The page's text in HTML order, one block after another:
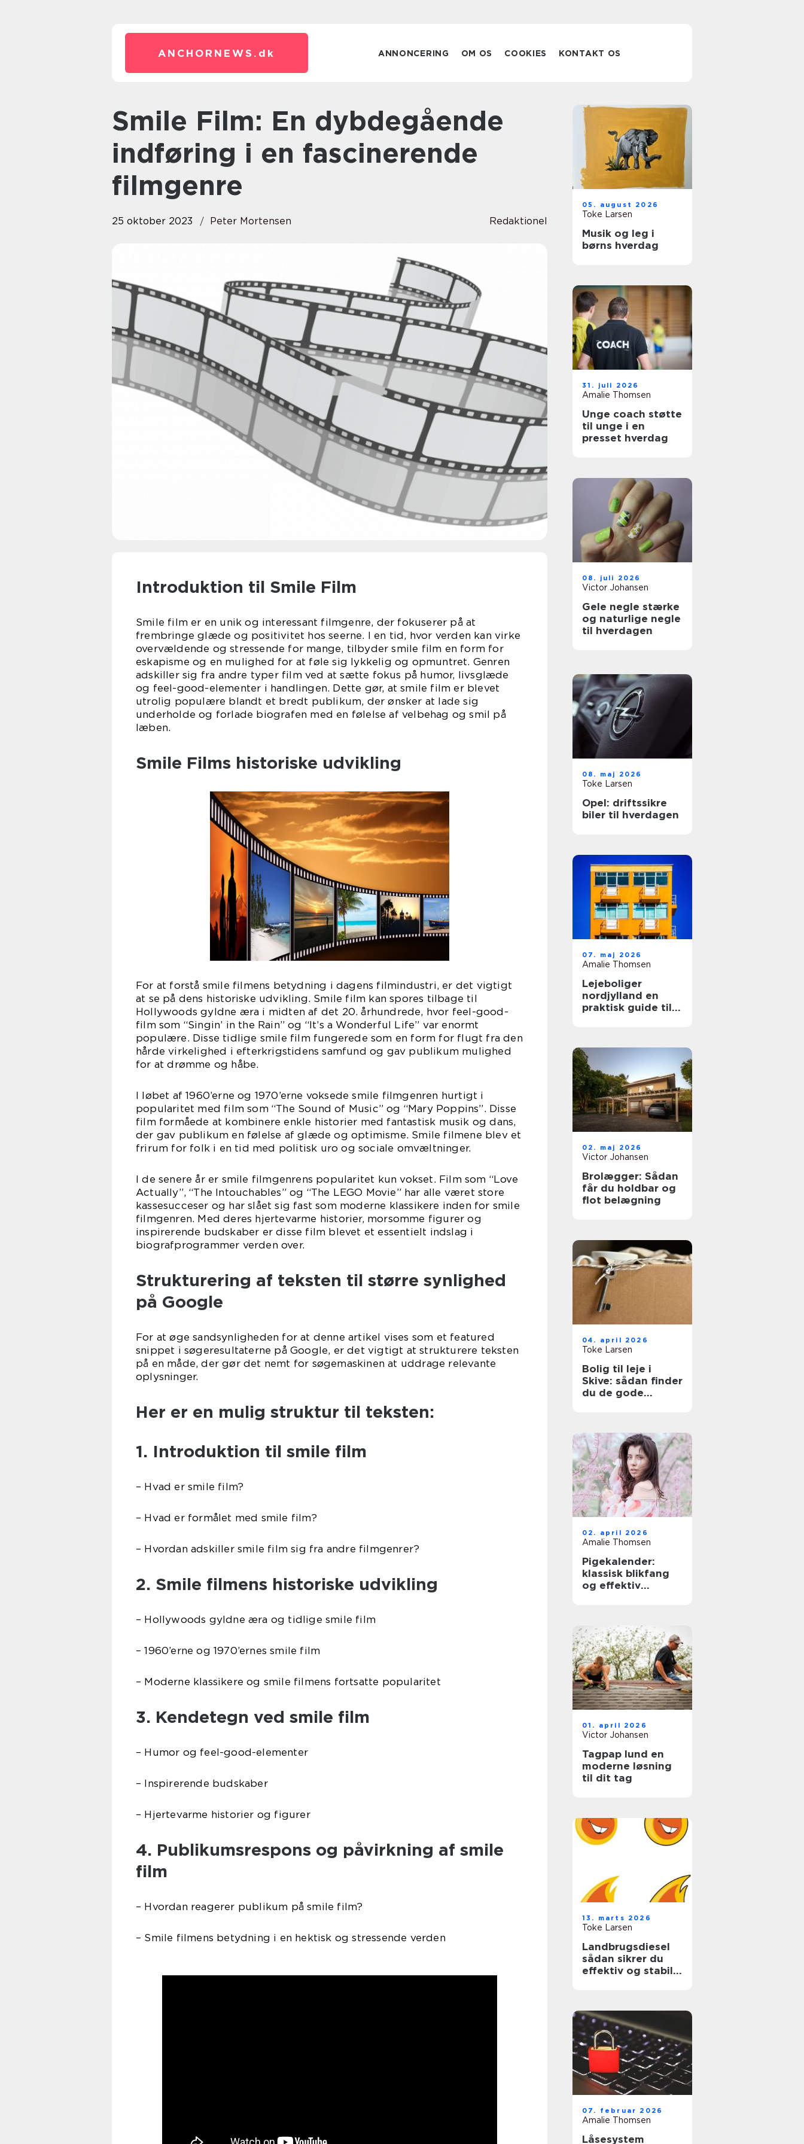
ANCHORNEWS. dk ANNONCERING OM OS COOKIES KONTAKT OS
Smile Film: En dybdegående
indføring i en fascinerende
filmgenre
25 oktober 2023 Peter Mortensen Redaktionel
Introduktion til Smile Film
Smile film er en unik og interessant filmgenre, der fokuserer på at
frembringe glæde og positivitet hos seerne. I en tid, hvor verden kan virke
overvældende og stressende for mange, tilbyder smile film en form for
eskapisme og en mulighed for at føle sig lykkelig og opmuntret. Genren
adskiller sig fra andre typer film ved at sætte fokus på humor, livsglæde
og feel-good-elementer i handlingen. Dette gør, at smile film er blevet
utrolig populære blandt et bredt publikum, der ønsker at lade sig
underholde og forlade biografen med en følelse af velbehag og smil på
læben.
Smile Films historiske udvikling
For at forstå smile filmens betydning i dagens filmindustri, er det vigtigt
at se på dens historiske udvikling. Smile film kan spores tilbage til
Hollywoods gyldne æra i midten af det 20. århundrede, hvor feel-good-
film som “Singin’ in the Rain” og “It’s a Wonderful Life” var enormt
populære. Disse tidlige smile film fungerede som en form for flugt fra den
hårde virkelighed i efterkrigstidens samfund og gav publikum mulighed
for at drømme og håbe.
I løbet af 1960’erne og 1970’erne voksede smile filmgenren hurtigt i
popularitet med film som “The Sound of Music” og “Mary Poppins”. Disse
film formåede at kombinere enkle historier med fantastisk musik og dans,
der gav publikum en følelse af glæde og optimisme. Smile filmene blev et
frirum for folk i en tid med politisk uro og sociale omvæltninger.
I de senere år er smile filmgenrens popularitet kun vokset. Film som “Love
Actually”, “The Intouchables” og “The LEGO Movie” har alle været store
kassesucceser og har slået sig fast som moderne klassikere inden for smile
filmgenren. Med deres hjertevarme historier, morsomme figurer og
inspirerende budskaber er disse film blevet et essentielt indslag i
biografprogrammer verden over.
Strukturering af teksten til større synlighed
på Google
For at øge sandsynligheden for at denne artikel vises som et featured
snippet i søgeresultaterne på Google, er det vigtigt at strukturere teksten
på en måde, der gør det nemt for søgemaskinen at uddrage relevante
oplysninger.
Her er en mulig struktur til teksten:
1. Introduktion til smile film
– Hvad er smile film?
– Hvad er formålet med smile film?
– Hvordan adskiller smile film sig fra andre filmgenrer?
2. Smile filmens historiske udvikling
– Hollywoods gyldne æra og tidlige smile film
– 1960’erne og 1970’ernes smile film
– Moderne klassikere og smile filmens fortsatte popularitet
3. Kendetegn ved smile film
– Humor og feel-good-elementer
– Inspirerende budskaber
– Hjertevarme historier og figurer
4. Publikumsrespons og påvirkning af smile
film
– Hvordan reagerer publikum på smile film?
– Smile filmens betydning i en hektisk og stressende verden
05. august 2026
Toke Larsen
Musik og leg i
børns hverdag
31. juli 2026
Amalie Thomsen
Unge coach støtte
til unge i en
presset hverdag
08. juli 2026
Victor Johansen
Gele negle stærke
og naturlige negle
til hverdagen
08. maj 2026
Toke Larsen
Opel: driftssikre
biler til hverdagen
07. maj 2026
Amalie Thomsen
Lejeboliger
nordjylland en
praktisk guide til
02. maj 2026
Victor Johansen
Brolægger: Sådan
får du holdbar og
flot belægning
04. april 2026
Toke Larsen
Bolig til leje i
Skive: sådan finder
du de gode
02. april 2026
Amalie Thomsen
Pigekalender:
klassisk blikfang
og effektiv
01. april 2026
Victor Johansen
Tagpap lund en
moderne løsning
til dit tag
13. marts 2026
Toke Larsen
Landbrugsdiesel
sådan sikrer du
effektiv og stabil
07. februar 2026
Amalie Thomsen
Låsesystem